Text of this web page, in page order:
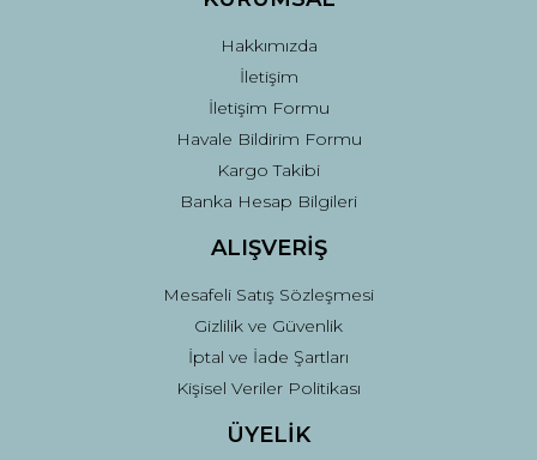
Gönder
Hakkımızda
İletişim
İletişim Formu
Havale Bildirim Formu
Kargo Takibi
Banka Hesap Bilgileri
ALIŞVERİŞ
Mesafeli Satış Sözleşmesi
Gizlilik ve Güvenlik
İptal ve İade Şartları
Kişisel Veriler Politikası
ÜYELİK